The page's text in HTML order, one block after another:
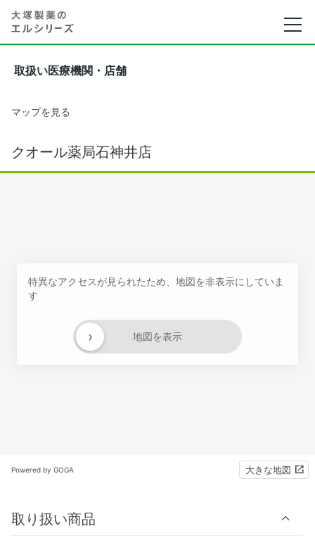
取扱い医療機関・店舗
マップを見る
クオール薬局石神井店
特異なアクセスが見られたため、地図を非表示にしていま
す
地図を表示
›
Powered by GOGA 大きな地図
取り扱い商品